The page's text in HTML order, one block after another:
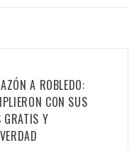
A ROBLEDO:
CON SUS
GRATIS Y